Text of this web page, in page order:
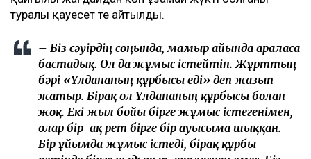
ең бастысы – баламды тірі, күліп, бақытты
күйде көру болды, – деді Эльза Ерманова.
Ұлдана қайтыс болғаннан кейінгі қаржылық
даулар
Желіде Әділеттің сегіз айдан кейін қайта үйленгені
ғана емес, оның қазіргі жарының кім екені де қызу
талқыланды. Әлеуметтік желіде оның қазіргі
әйелі марқұм Ұлдананың әріптесі әрі жақын құрбысы